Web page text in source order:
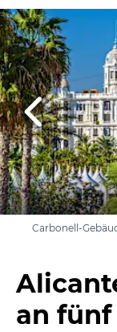
Carbonell-
an